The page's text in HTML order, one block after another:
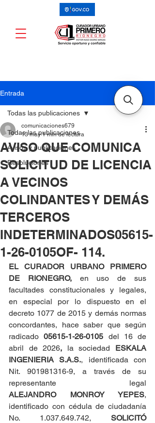
Entrada
Todas las publicaciones
Avisos y publicaciones
Resoluciones
Todas las publicaciones
AVISO QUE COMUNICA
SOLICITUD DE LICENCIA
A VECINOS
COLINDANTES Y DEMÁS
TERCEROS
INDETERMINADOS05615-
1-26-0105OF- 114.
comunicaciones679
13 may 1 min de lectura
EL CURADOR URBANO PRIMERO
DE RIONEGRO, en uso de sus
facultades constitucionales y legales,
en especial por lo dispuesto en el
decreto 1077 de 2015 y demás normas
concordantes, hace saber que según
radicado 05615-1-26-0105 del 16 de
abril de 2026, la sociedad ESKALA
INGENIERIA S.A.S., identificada con
Nit. 901981316-9, a través de su
ALEJANDRO MONROY YEPES,
identificado con cédula de ciudadanía
No. 1.037.649.742, SOLICITÓ